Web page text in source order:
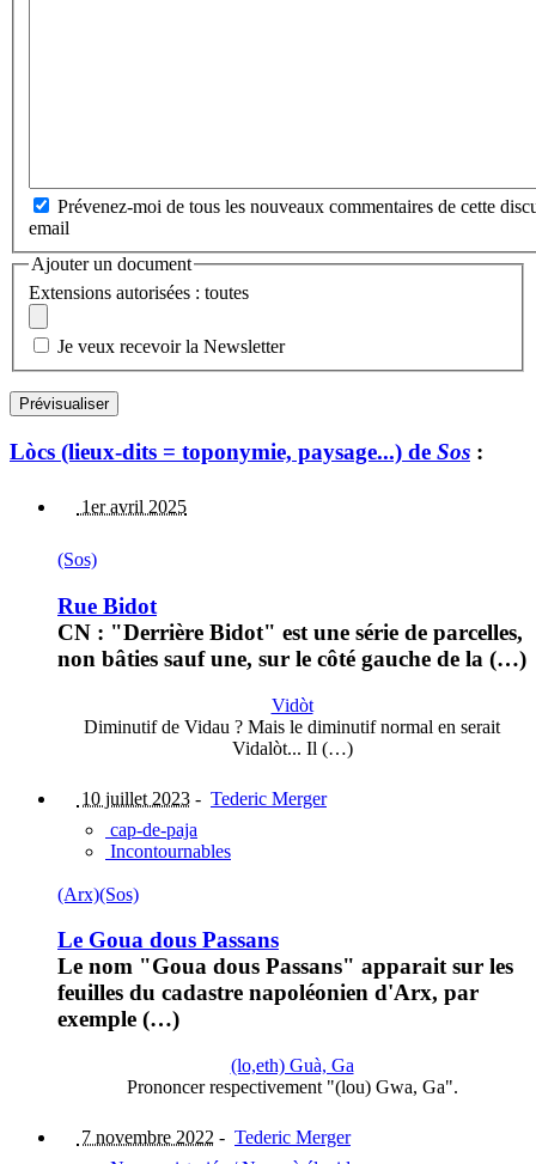
Prévenez-moi de tous les nouveaux commentaires de cette
email
Ajouter un document
Extensions autorisées : toutes
Je veux recevoir la Newsletter
Lòcs (lieux-dits = toponymie, paysage...) de Sos :
1er avril 2025
(Sos)
Rue Bidot
CN : "Derrière Bidot" est une série de parcelles,
non bâties sauf une, sur le côté gauche de la (…)
Vidòt
Diminutif de Vidau ? Mais le diminutif normal en serait
Vidalòt... Il (…)
10 juillet 2023 - Tederic Merger
cap-de-paja
Incontournables
(Arx)(Sos)
Le Goua dous Passans
Le nom "Goua dous Passans" apparait sur les
feuilles du cadastre napoléonien d'Arx, par
exemple (…)
(lo,eth) Guà, Ga
Prononcer respectivement "(lou) Gwa, Ga".
7 novembre 2022 - Tederic Merger